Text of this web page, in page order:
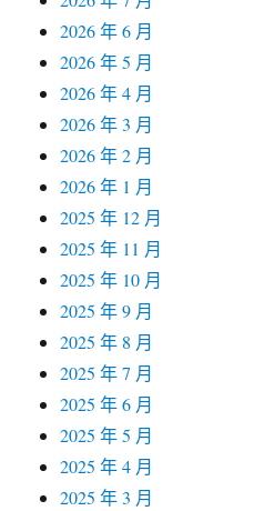
2026 年 6 月
2026 年 5 月
2026 年 4 月
2026 年 3 月
2026 年 2 月
2026 年 1 月
2025 年 12 月
2025 年 11 月
2025 年 10 月
2025 年 9 月
2025 年 8 月
2025 年 7 月
2025 年 6 月
2025 年 5 月
2025 年 4 月
2025 年 3 月